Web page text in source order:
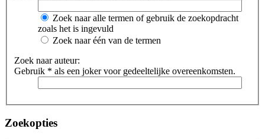
Zoek naar alle termen of gebruik de zoekopdracht
zoals het is ingevuld
Zoek naar één van de termen
Zoek naar auteur:
Gebruik * als een joker voor gedeeltelijke overeenkomsten.
Zoekopties